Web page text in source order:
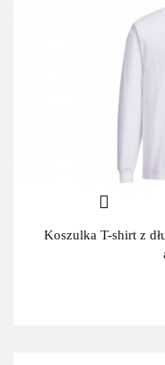
Koszulka T-shirt z